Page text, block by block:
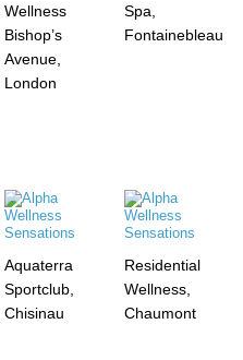
Wellness
Bishop’s
Avenue,
London
Spa,
Fontainebleau
Aquaterra
Sportclub,
Chisinau
Residential
Wellness,
Chaumont